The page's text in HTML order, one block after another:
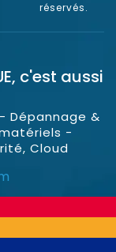
réservés.
, c'est aussi
Dépannage &
-
Cloud